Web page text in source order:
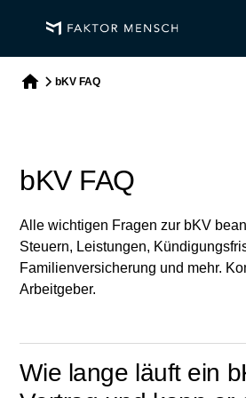
bKV FAQ
bKV FAQ
Alle wichtigen Fragen zur bKV
Steuern, Leistungen,
Familienversicherung und mehr.
Arbeitgeber.
Wie lange läuft ein